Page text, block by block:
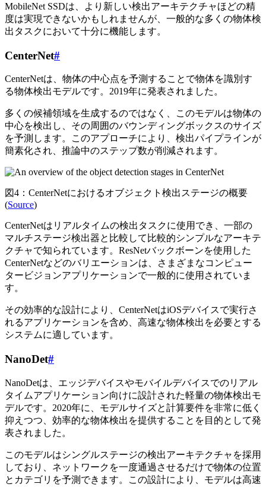
MobileNet SSDは、より新しい検出アーキテクチャほどの精
度は実現できないかもしれませんが、一般的な多くの物体検
出タスクにおいて十分に機能します。
CenterNet#
CenterNetは、物体の中心点を予測することで物体を識別す
る物体検出モデルです。2019年に発表されました。
多くの候補領域を生成するのではなく、このモデルは物体の
中心を検出し、その周囲のバウンディングボックスのサイズ
を予測します。このアプローチにより、検出パイプラインが
簡素化され、推論中のステップ数が削減されます。
図4：CenterNetにおけるオブジェクト検出ステージの概要
(Source)
CenterNetはリアルタイムの検出タスクに使用でき、一部の
マルチステージ検出器と比較して比較的シンプルなアーキテ
クチャで知られています。ResNetバックボーンを使用した
CenterNetなどのバリエーションは、さまざまなコンピュー
タービジョンアプリケーションで一般的に使用されていま
す。
その効率的な設計により、CenterNetはiOSデバイスで実行さ
れるアプリケーションを含め、高速な物体検出を必要とする
システムに適しています。
NanoDet#
NanoDetは、エッジデバイスやモバイルデバイスでのリアル
タイムアプリケーション向けに設計された軽量の物体検出モ
デルです。2020年に、モデルサイズと計算要件を非常に低く
抑えつつ、効率的な物体検出を提供することを目的として発
表されました。
このモデルはシングルステージの検出アーキテクチャを採用
しており、ネットワークを一度通過させるだけで物体の位置
とカテゴリを予測できます。この設計により、モデルは高速